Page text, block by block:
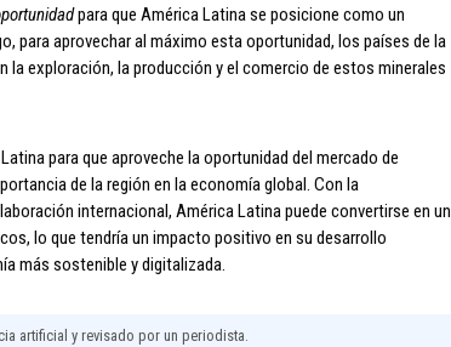
para que América Latina se posicione como un
para aprovechar al máximo esta oportunidad, los países de la
la exploración, la producción y el comercio de estos minerales
para que aproveche la oportunidad del mercado de
de la región en la economía global. Con la
internacional, América Latina puede convertirse en un
lo que tendría un impacto positivo en su desarrollo
más sostenible y digitalizada.
artificial y revisado por un periodista.